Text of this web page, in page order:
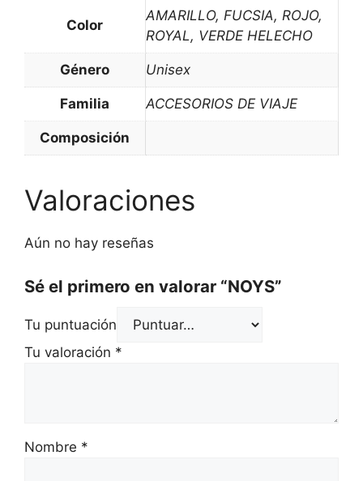
Color
AMARILLO, FUCSIA, ROJO,
ROYAL, VERDE HELECHO
Género Unisex
Familia ACCESORIOS DE VIAJE
Composición
Valoraciones
Aún no hay reseñas
Sé el primero en valorar “NOYS”
Tu puntuación
Tu valoración *
Nombre *